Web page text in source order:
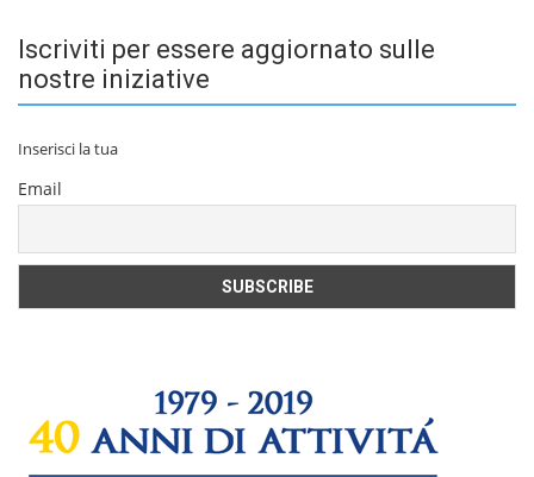
Iscriviti per essere aggiornato sulle
nostre iniziative
Inserisci la tua
Email